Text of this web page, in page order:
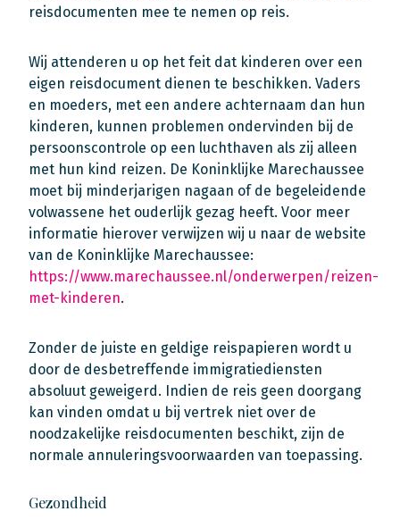
reisdocumenten mee te nemen op reis.
Wij attenderen u op het feit dat kinderen over een
eigen reisdocument dienen te beschikken. Vaders
en moeders, met een andere achternaam dan hun
kinderen, kunnen problemen ondervinden bij de
persoonscontrole op een luchthaven als zij alleen
met hun kind reizen. De Koninklijke Marechaussee
moet bij minderjarigen nagaan of de begeleidende
volwassene het ouderlijk gezag heeft. Voor meer
informatie hierover verwijzen wij u naar de website
van de Koninklijke Marechaussee:
https://www.marechaussee.nl/onderwerpen/reizen-
met-kinderen.
Zonder de juiste en geldige reispapieren wordt u
door de desbetreffende immigratiediensten
absoluut geweigerd. Indien de reis geen doorgang
kan vinden omdat u bij vertrek niet over de
noodzakelijke reisdocumenten beschikt, zijn de
normale annuleringsvoorwaarden van toepassing.
Gezondheid